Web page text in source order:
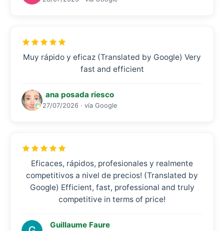
Muy rápido y eficaz (Translated by Google) Very
fast and efficient
ana posada riesco
27/07/2026 · vía Google
Eficaces, rápidos, profesionales y realmente
competitivos a nivel de precios! (Translated by
Google) Efficient, fast, professional and truly
competitive in terms of price!
Guillaume Faure